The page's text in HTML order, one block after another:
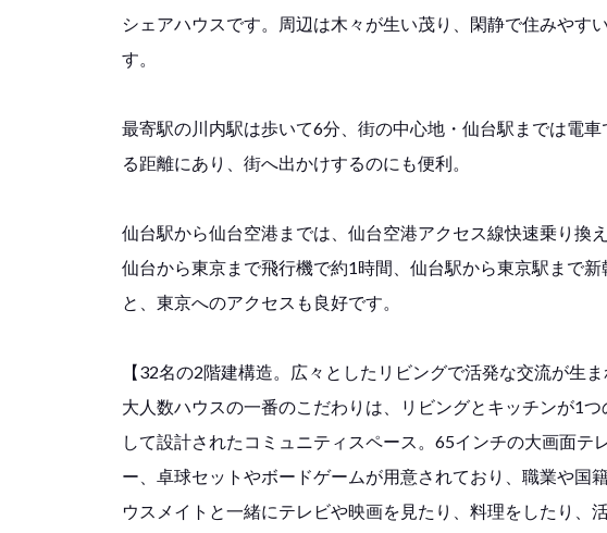
シェアハウスです。周辺は木々が生い茂り、閑静で住みやす
す。
最寄駅の川内駅は歩いて6分、街の中心地・仙台駅までは電
る距離にあり、街へ出かけするのにも便利。
仙台駅から仙台空港までは、仙台空港アクセス線快速乗り換
仙台から東京まで飛行機で約1時間、仙台駅から東京駅まで
と、東京へのアクセスも良好です。
【32名の2階建構造。広々としたリビングで活発な交流が生ま
大人数ハウスの一番のこだわりは、リビングとキッチンが1つ
して設計されたコミュニティスペース。65インチの大画面テ
ー、卓球セットやボードゲームが用意されており、職業や国
ウスメイトと一緒にテレビや映画を見たり、料理をしたり、